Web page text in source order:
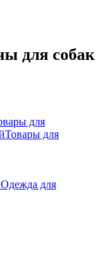
для собак
для
Товары для
Одежда для